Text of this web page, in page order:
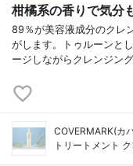
柑橘系の香りで気分
89％が美容液成分のクレ
がします。トゥルーンと
ージしながらクレンジン
COVERMARK(カ
トリートメント